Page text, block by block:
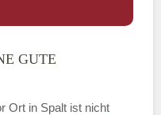
GUTE
Ort in Spalt ist nicht